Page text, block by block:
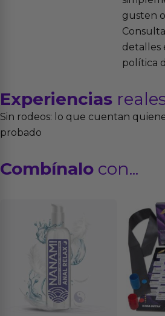
gusten
detalles
política
Experiencias
Sin rodeos: lo que cuentan
probado
Combínalo con...